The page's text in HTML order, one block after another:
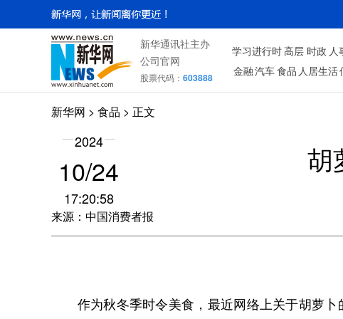
新华通讯社主办
公司官网
股票代码： 603888
学习进行时 高层 时政 人
金融 汽车 食品 人居生活
新华网 > 食品 > 正文
2024
10/24
17:20:58
来源：中国消费者报
胡
作为秋冬季时令美食，最近网络上关于胡萝卜